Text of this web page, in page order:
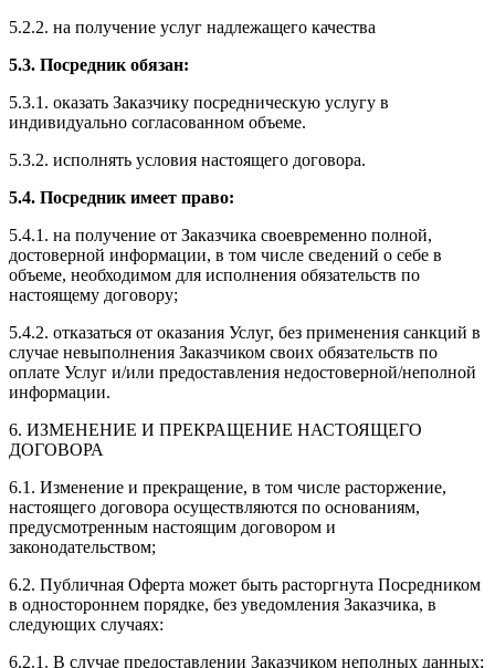
5.2.2. на получение услуг надлежащего качества
5.3. Посредник обязан:
5.3.1. оказать Заказчику посредническую услугу в
индивидуально согласованном объеме.
5.3.2. исполнять условия настоящего договора.
5.4. Посредник имеет право:
5.4.1. на получение от Заказчика своевременно полной,
достоверной информации, в том числе сведений о себе в
объеме, необходимом для исполнения обязательств по
настоящему договору;
5.4.2. отказаться от оказания Услуг, без применения санкций в
случае невыполнения Заказчиком своих обязательств по
оплате Услуг и/или предоставления недостоверной/неполной
информации.
6. ИЗМЕНЕНИЕ И ПРЕКРАЩЕНИЕ НАСТОЯЩЕГО
ДОГОВОРА
6.1. Изменение и прекращение, в том числе расторжение,
настоящего договора осуществляются по основаниям,
предусмотренным настоящим договором и
законодательством;
6.2. Публичная Оферта может быть расторгнута Посредником
в одностороннем порядке, без уведомления Заказчика, в
следующих случаях:
6.2.1. В случае предоставлении Заказчиком неполных данных;